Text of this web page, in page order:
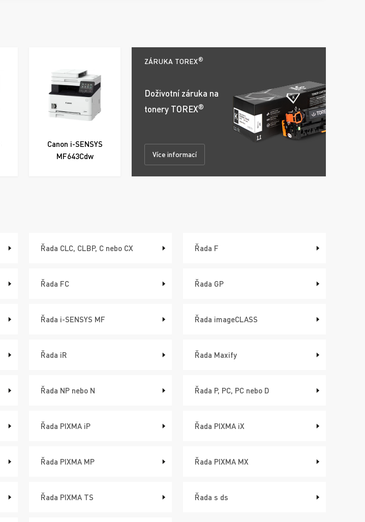
Canon i-SENSYS
MF643Cdw
ZÁRUKA TOREX®
Doživotní záruka na
tonery TOREX®
Více informací
Řada CLC, CLBP, C nebo CX Řada F
Řada FC Řada GP
Řada i-SENSYS MF Řada imageCLASS
Řada iR Řada Maxify
Řada NP nebo N Řada P, PC, PC nebo D
Řada PIXMA iP Řada PIXMA iX
Řada PIXMA MP Řada PIXMA MX
Řada PIXMA TS Řada s ds